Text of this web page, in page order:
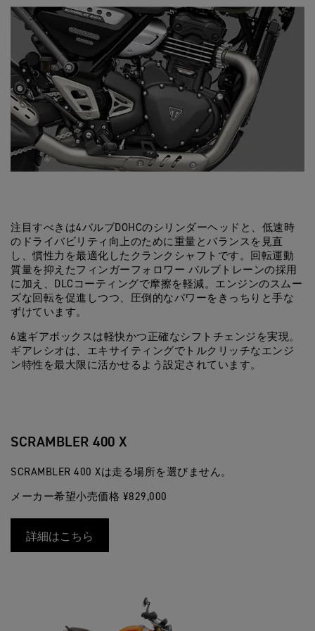
注目すべきは4バルブDOHCのシリンダーヘッドと、低速時
のドライバビリティ向上のために重量とバランスを見直
し、慣性力を最適化したクランクシャフトです。回転運動
質量を抑えたフィンガーフォロワー バルブトレーンの採用
に加え、DLCコーティングで摩擦を軽減。エンジンのスムー
ズな回転を促進しつつ、圧倒的なパワーをきっちりと手な
ずけています。
6速ギアボックスは軽快かつ正確なシフトチェンジを実現。
ギアレシオは、エキサイティングでトルクリッチなエンジ
ン特性を最大限に活かせるよう設定されています。
SCRAMBLER 400 X
SCRAMBLER 400 Xは走る場所を選びません。
メーカー希望小売価格 ¥829,000
詳細はこちら